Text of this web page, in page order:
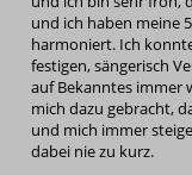
und ich haben meine
harmoniert. Ich
festigen, sängerisch
auf Bekanntes immer
mich dazu gebracht,
und mich immer
dabei nie zu kurz.